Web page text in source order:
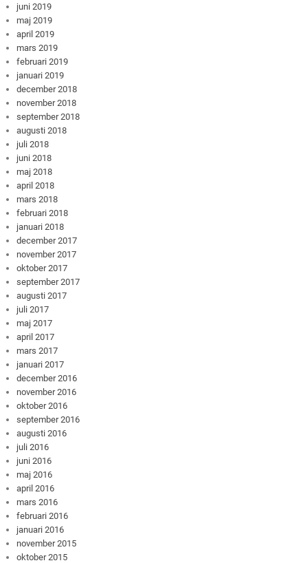
juni 2019
maj 2019
april 2019
mars 2019
februari 2019
januari 2019
december 2018
november 2018
september 2018
augusti 2018
juli 2018
juni 2018
maj 2018
april 2018
mars 2018
februari 2018
januari 2018
december 2017
november 2017
oktober 2017
september 2017
augusti 2017
juli 2017
maj 2017
april 2017
mars 2017
januari 2017
december 2016
november 2016
oktober 2016
september 2016
augusti 2016
juli 2016
juni 2016
maj 2016
april 2016
mars 2016
februari 2016
januari 2016
november 2015
oktober 2015